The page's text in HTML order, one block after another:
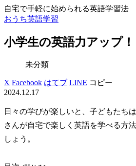
自宅で手軽に始められる英語学習法
おうち英語学習
小学生の英語力アップ
未分類
X Facebook はてブ LINE コピー
2024.12.17
日々の学びが楽しいと、子どもたち
さんが自宅で楽しく英語を学べる方
しょう。